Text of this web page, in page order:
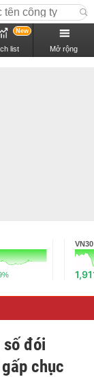
list
New
Mở rộng
VN30
số đói
chục